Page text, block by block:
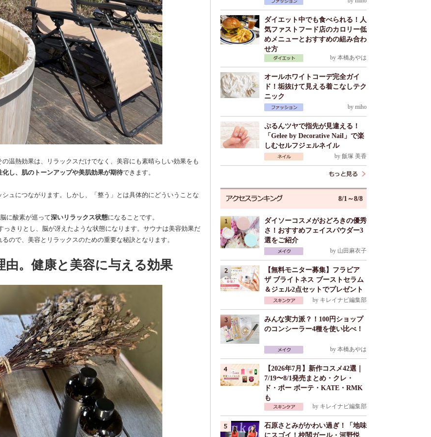
温熱効果は、リラックスだけでなく、美容にも素晴らしい効果をも
し、肌のトーンアップや美肌効果が期待できます。
ュにつながります。しかし、「整う」とは具体的にどういうことな
に酸素が巡って深いリラックス状態になることです。
っきりとし、脳が冴えたような状態になります。サウナは美容効果だ
るので、美容とリラックスのための重要な秘訣となります。
。健康と美容に与える効果
ダイエット中でも食べられる！人
気ファストフード店のカロリー低
めメニューとおすすめの組み合わ
せ方
by 本橋あやは
オールホワイトコーデ完全ガイ
ド！垢抜けて見える着こなしテク
ニック
by miho
ぷるんツヤで指先が見違える！
「Gelee by Decorative Nail」で楽
しむセルフジェルネイル
by 飯塚 美香
8/1～8/8
ダイソーコスメがおどろきの優秀
さ！おすすめフェイスパウダー3
選をご紹介
by 山田麻衣子
【無料モニター募集】フラビア
ザ ブライトネス ブーストセラム
＆ジェル2点セットでプレゼント
by キレイナビ編集部
みんな実力派？！100円ショップ
のコンシーラー4種を使い比べ！
by 本橋あやは
【2026年7月】新作コスメ42選｜
7/19〜8/1発売まとめ・クレ・
ド・ポー ボーテ・KATE・RMK
も
by キレイナビ編集部
石原さとみがかわい過ぎ！「地味
にスゴイ！校閲ガール・河野悦